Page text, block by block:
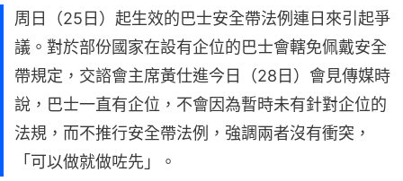
周日（25日）起生效的巴士安全帶法例連日來引起爭
議。對於部份國家在設有企位的巴士會轄免佩戴安全
帶規定，交諮會主席黃仕進今日（28日）會見傳媒時
說，巴士一直有企位，不會因為暫時未有針對企位的
法規，而不推行安全帶法例，強調兩者沒有衝突，
「可以做就做咗先」。